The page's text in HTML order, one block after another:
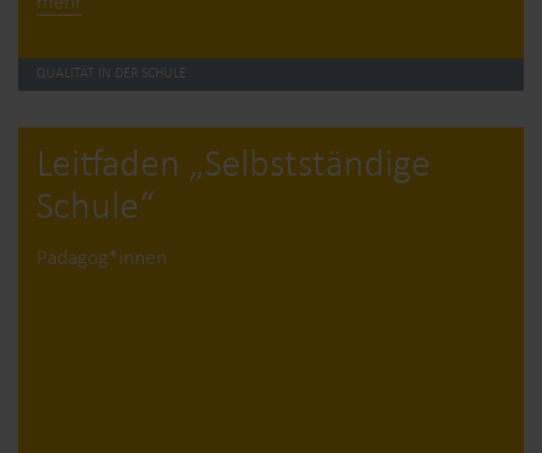
QUALITÄT IN DER SCHULE
Leitfaden „Selbstständige
Schule“
Pädagog*innen